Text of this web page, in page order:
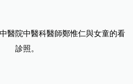
醫院中醫科醫師鄭惟仁與女童的看
診照。